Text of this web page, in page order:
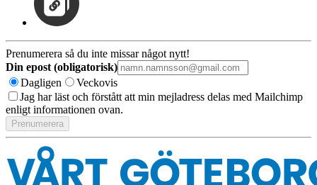
Prenumerera så du inte missar något nytt!
Din epost (obligatorisk)
Dagligen
Veckovis
Jag har läst och förstått att min mejladress delas med Mailchimp
enligt informationen ovan.